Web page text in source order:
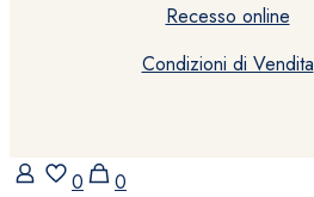
Recesso online
Condizioni di Vendita
0
0